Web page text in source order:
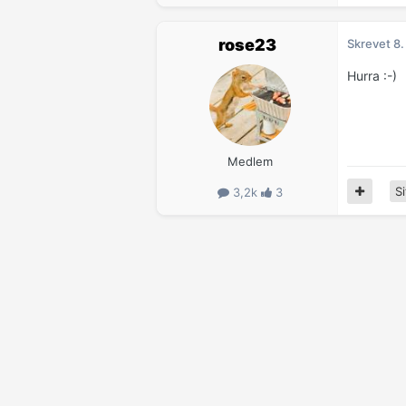
rose23
Medlem
3,2k 3
Skrevet8.
Hurra :-)